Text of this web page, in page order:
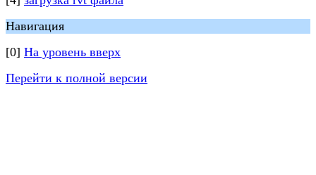
Навигация
[0] На уровень вверх
Перейти к полной версии